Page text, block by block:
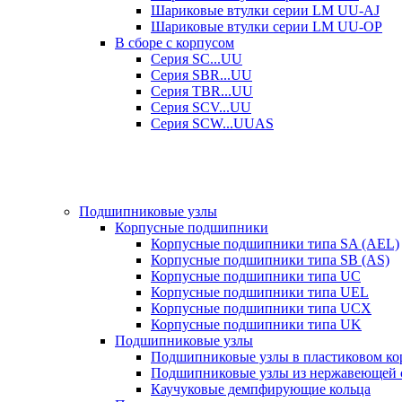
Шариковые втулки серии LM UU-AJ
Шариковые втулки серии LM UU-OP
В сборе с корпусом
Серия SC...UU
Серия SBR...UU
Серия TBR...UU
Серия SCV...UU
Серия SCW...UUAS
Подшипниковые узлы
Корпусные подшипники
Корпусные подшипники типа SA (AEL)
Корпусные подшипники типа SB (AS)
Корпусные подшипники типа UC
Корпусные подшипники типа UEL
Корпусные подшипники типа UCX
Корпусные подшипники типа UK
Подшипниковые узлы
Подшипниковые узлы в пластиковом
Подшипниковые узлы из нержавеющей
Каучуковые демпфирующие кольца